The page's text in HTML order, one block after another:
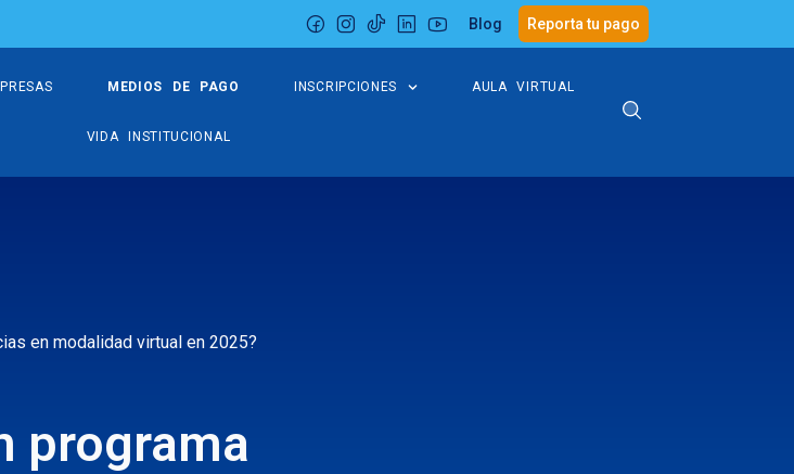
Blog Reporta tu pago
MEDIOS DE PAGO INSCRIPCIONES AULA VIRTUAL
VIDA INSTITUCIONAL
en modalidad virtual en 2025?
programa